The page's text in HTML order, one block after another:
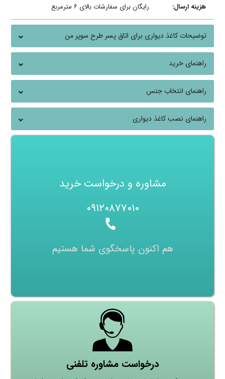
هزینه ارسال: رایگان برای سفارشات بالای ۶ مترمربع
توضیحات کاغذ دیواری برای اتاق پسر طرح سوپر من
راهنمای خرید
راهنمای انتخاب جنس
راهنمای نصب کاغذ دیواری
مشاوره و درخواست خرید
۰۹۱۲۰۸۷۷۰۱۰
هم اکنون پاسخگوی شما هستیم
درخواست مشاوره تلفنی